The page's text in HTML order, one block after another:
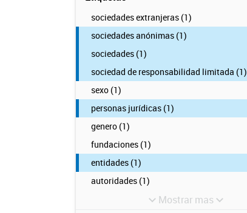
sociedades extranjeras (1)
sociedades anónimas (1)
sociedades (1)
sociedad de responsabilidad limitada (1)
sexo (1)
personas jurídicas (1)
genero (1)
fundaciones (1)
entidades (1)
autoridades (1)
Mostrar mas